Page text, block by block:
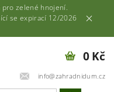
zelené hnojení.
se expirací 12/2026
info@zahradnidum.cz
0 Kč